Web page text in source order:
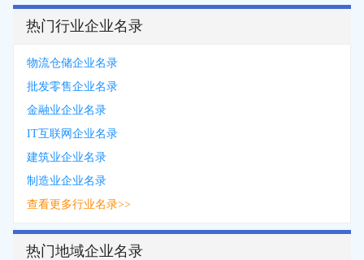
热门行业企业名录
物流仓储企业名录
批发零售企业名录
金融业企业名录
IT互联网企业名录
建筑业企业名录
制造业企业名录
查看更多行业名录>>
热门地域企业名录